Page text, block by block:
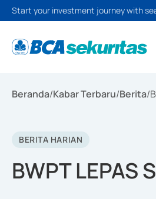
Start your investment journey with
Beranda/Kabar Terbaru/Berita/
BERITA HARIAN
BWPT LEPAS